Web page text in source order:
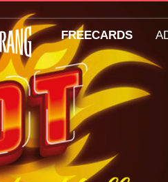
FREECARDS